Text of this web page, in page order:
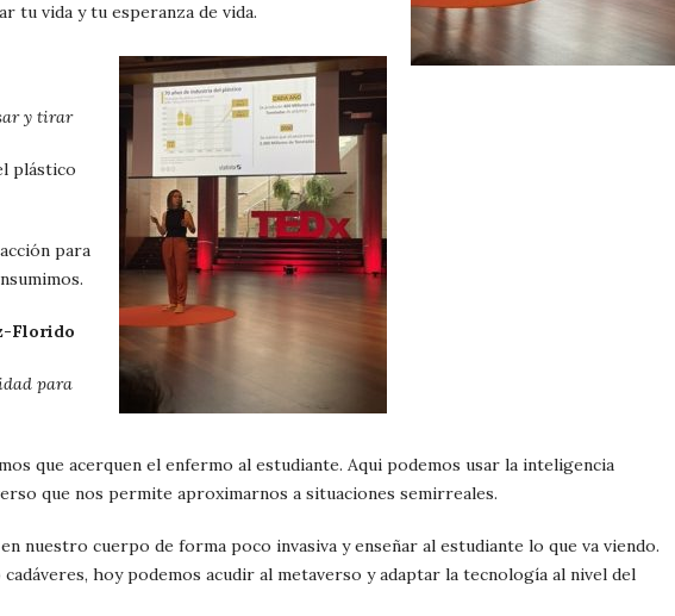
tu vida y tu esperanza de vida.
y tirar
plástico
para
Florido
para
que acerquen el enfermo al estudiante. Aqui podemos usar la inteligencia
que nos permite aproximarnos a situaciones semirreales.
nuestro cuerpo de forma poco invasiva y enseñar al estudiante lo que va viendo.
cadáveres, hoy podemos acudir al metaverso y adaptar la tecnología al nivel del